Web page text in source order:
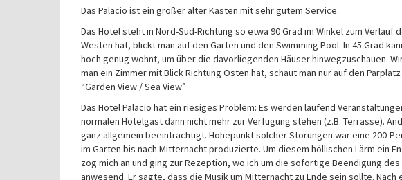
Das Palacio ist ein großer alter Kasten mit sehr gutem Service.
Das Hotel steht in Nord-Süd-Richtung so etwa 90 Grad im Winkel zum Verlauf
Westen hat, blickt man auf den Garten und den Swimming Pool. In 45 Grad
hoch genug wohnt, um über die davorliegenden Häuser hinwegzuschauen.
man ein Zimmer mit Blick Richtung Osten hat, schaut man nur auf den
“Garden View / Sea View”
Das Hotel Palacio hat ein riesiges Problem: Es werden laufend
normalen Hotelgast dann nicht mehr zur Verfügung stehen (z.B. Terrasse).
ganz allgemein beeinträchtigt. Höhepunkt solcher Störungen war eine 200-
im Garten bis nach Mitternacht produzierte. Um diesem höllischen Lärm ein
zog mich an und ging zur Rezeption, wo ich um die sofortige Beendigung
anwesend. Er sagte, dass die Musik um Mitternacht zu Ende sein sollte.